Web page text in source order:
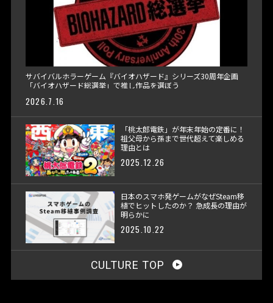
サバイバルホラーゲーム『バイオハザード』シリーズ30周年企画
「バイオハザード総選挙」で推し作品を選ぼう
2026.7.16
「桃太郎電鉄」が年末年始の定番に！
祖父母から孫まで世代超えて楽しめる
理由とは
2025.12.26
日本のスマホ発ゲームがなぜSteam移
植でヒットしたのか？ 急成長の理由が
明らかに
2025.10.22
CULTURE TOP